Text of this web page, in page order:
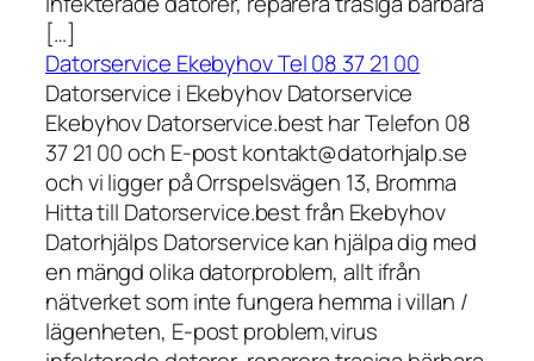
[…]
Datorservice Ekebyhov Tel 08 37 21 00
Datorservice i Ekebyhov Datorservice
Ekebyhov Datorservice.best har Telefon 08
37 21 00 och E-post kontakt@datorhjalp.se
och vi ligger på Orrspelsvägen 13, Bromma
Hitta till Datorservice.best från Ekebyhov
Datorhjälps Datorservice kan hjälpa dig med
en mängd olika datorproblem, allt ifrån
nätverket som inte fungera hemma i villan /
lägenheten, E-post problem,virus